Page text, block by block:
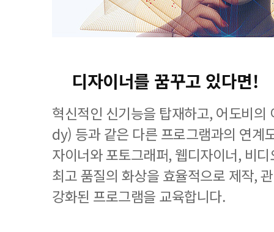
디자이너를 꿈꾸고 있다면!
혁신적인 신기능을 탑재하고, 어도비
dy) 등과 같은 다른 프로그램과의 연계
자이너와 포토그래퍼, 웹디자이너, 비
최고 품질의 화상을 효율적으로 제작,
강화된 프로그램을 교육합니다.